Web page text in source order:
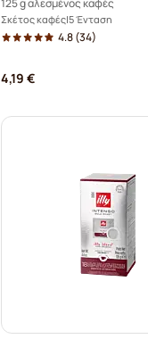
125 g αλεσμένος καφές
Σκέτος καφές 5 Ένταση
4.8(34)
4,19 €